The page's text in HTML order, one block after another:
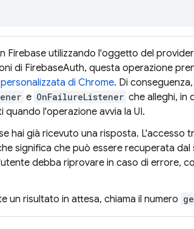
Firebase utilizzando l'oggetto del
di FirebaseAuth, questa operazione
di Chrome. Di
e OnFailureListener che alleghi, in
l'operazione avvia la UI.
hai già ricevuto una risposta. L'accesso
significa che può essere recuperata dal
debba riprovare in caso di errore,
un risultato in attesa, chiama il numero